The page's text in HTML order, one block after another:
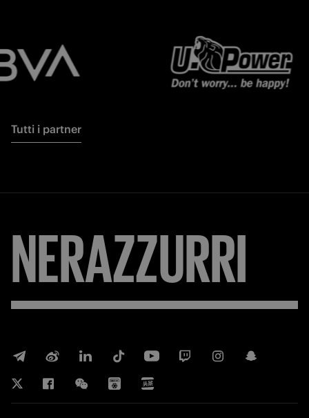
Tutti i partner
NERAZZURRI